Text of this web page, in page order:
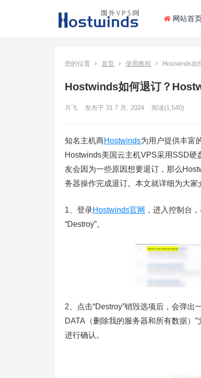
网站首
您的位置 首页 使用教程 Hostwinds如
Hostwinds如何退订？
月飞 发布于 31 7 月, 2024 阅读(1,540)
知名主机商Hostwinds为用户提供丰富
Hostwinds美国云主机VPS采用SSD
友会因为一些原因想要退订，那么
务器操作完成退订。本文就详细为大家
1、登录Hostwinds官网 ，进入控制台
“Destroy”。
2、点击“Destroy”销毁选项后，会弹
DATA（删除我的服务器和所有数据）
进行确认。